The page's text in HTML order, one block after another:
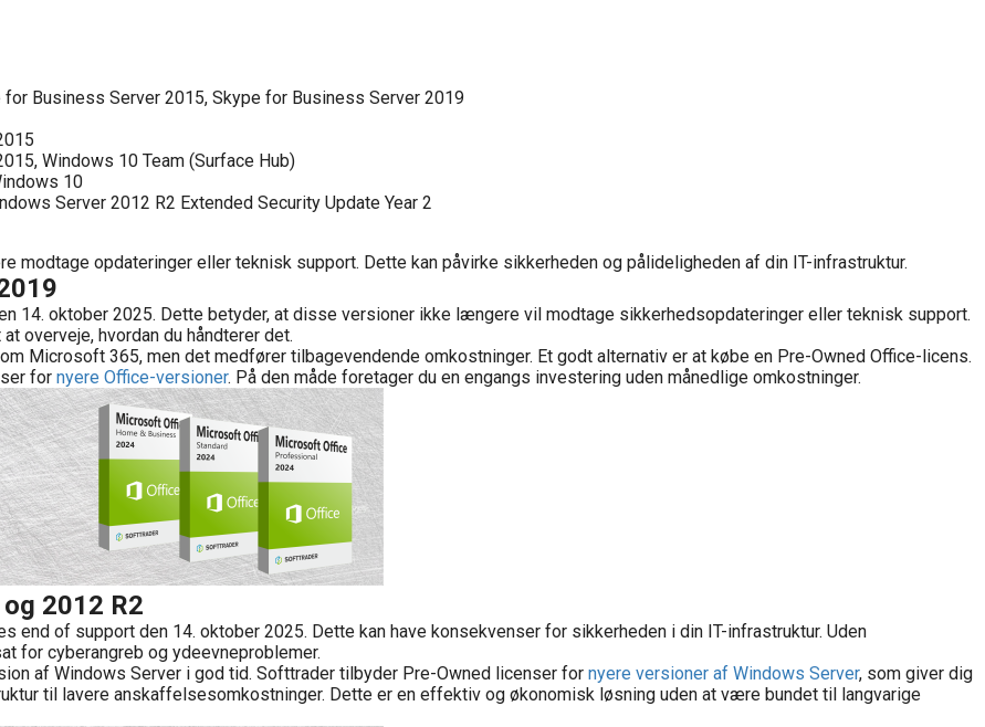
Business Server 2015, Skype for Business Server 2019
Windows 10 Team (Surface Hub)
10
Server 2012 R2 Extended Security Update Year 2
opdateringer eller teknisk support. Dette kan påvirke sikkerheden og pålideligheden af din IT-infrastruktur.
14. oktober 2025. Dette betyder, at disse versioner ikke længere vil modtage sikkerhedsopdateringer eller teknisk support.
overveje, hvordan du håndterer det.
Microsoft 365, men det medfører tilbagevendende omkostninger. Et godt alternativ er at købe en Pre-Owned Office-licens.
for nyere Office-versioner. På den måde foretager du en engangs investering uden månedlige omkostninger.
2012 R2
end of support den 14. oktober 2025. Dette kan have konsekvenser for sikkerheden i din IT-infrastruktur. Uden
for cyberangreb og ydeevneproblemer.
af Windows Server i god tid. Softtrader tilbyder Pre-Owned licenser for nyere versioner af Windows Server, som giver dig
til lavere anskaffelsesomkostninger. Dette er en effektiv og økonomisk løsning uden at være bundet til langvarige